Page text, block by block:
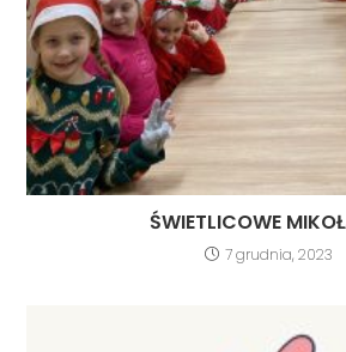
ŚWIETLICOWE
7 grudnia, 2023